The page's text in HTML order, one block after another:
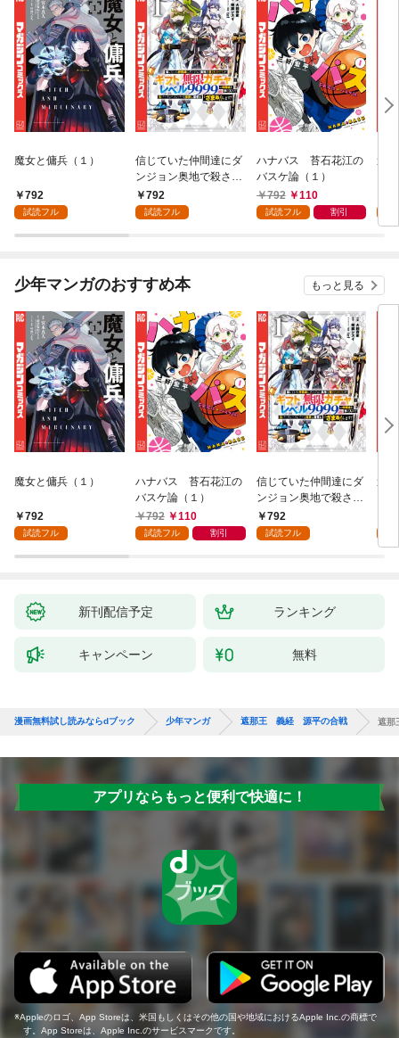
魔女と傭兵（１）
792
試読フル
信じていた仲間達にダ
ンジョン奥地で殺され
かけたがギフト『無限
ガチャ』でレベル９９
『ざまぁ！』します！
（１）
792
試読フル
ハナバス 苔石花江の
バスケ論（１）
792
110
試読フル 割引
追
強
～
（
少年マンガのおすすめ本 もっと見る
魔女と傭兵（１）
792
試読フル
ハナバス 苔石花江の
バスケ論（１）
792
110
試読フル 割引
信じていた仲間達にダ
ンジョン奥地で殺され
かけたがギフト『無限
ガチャ』でレベル９９
（１）
792
試読フル
追
強
～
新刊配信予定 ランキング
キャンペーン 無料
漫画無料試し読みならdブック 少年マンガ 遮那王 義経 源平の合戦 遮那
アプリならもっと便利で快適に！
Appleのロゴ、App Storeは、米国もしくはその他の国や地域におけるApple Inc.の商標で
す。App Storeは、Apple Inc.のサービスマークです。